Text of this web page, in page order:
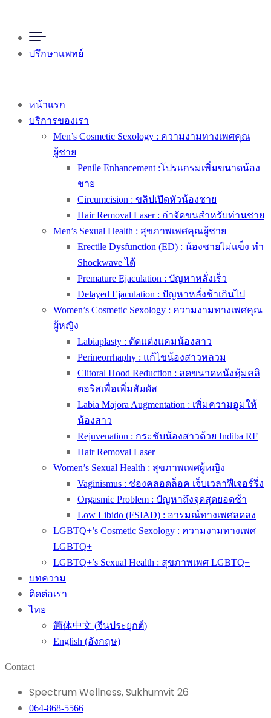
ปรึกษาแพทย์
หน้าแรก
บริการของเรา
Men’s Cosmetic Sexology : ความงามทางเพศคุณ
ผู้ชาย
Penile Enhancement :โปรแกรมเพิ่มขนาดน้อง
ชาย
Circumcision : ขลิปเปิดหัวน้องชาย
Hair Removal Laser : กำจัดขนสำหรับท่านชาย
Men’s Sexual Health : สุขภาพเพศคุณผู้ชาย
Erectile Dysfunction (ED) : น้องชายไม่แข็ง ทำ
Shockwave ได้
Premature Ejaculation : ปัญหาหลั่งเร็ว
Delayed Ejaculation : ปัญหาหลั่งช้าเกินไป
Women’s Cosmetic Sexology : ความงามทางเพศคุณ
ผู้หญิง
Labiaplasty : ตัดแต่งแคมน้องสาว
Perineorrhaphy : แก้ไขน้องสาวหลวม
Clitoral Hood Reduction : ลดขนาดหนังหุ้มคลิ
ตอริสเพื่อเพิ่มสัมผัส
Labia Majora Augmentation : เพิ่มความอูมให้
น้องสาว
Rejuvenation : กระชับน้องสาวด้วย Indiba RF
Hair Removal Laser
Women’s Sexual Health : สุขภาพเพศผู้หญิง
Vaginismus : ช่องคลอดล็อค เจ็บเวลาฟีเจอร์ริ่ง
Orgasmic Problem : ปัญหาถึงจุดสุดยอดช้า
Low Libido (FSIAD) : อารมณ์ทางเพศลดลง
LGBTQ+’s Cosmetic Sexology : ความงามทางเพศ
LGBTQ+
LGBTQ+’s Sexual Health : สุขภาพเพศ LGBTQ+
บทความ
ติดต่อเรา
ไทย
简体中文 (จีนประยุกต์)
English (อังกฤษ)
Contact
Spectrum Wellness, Sukhumvit 26
064-868-5566